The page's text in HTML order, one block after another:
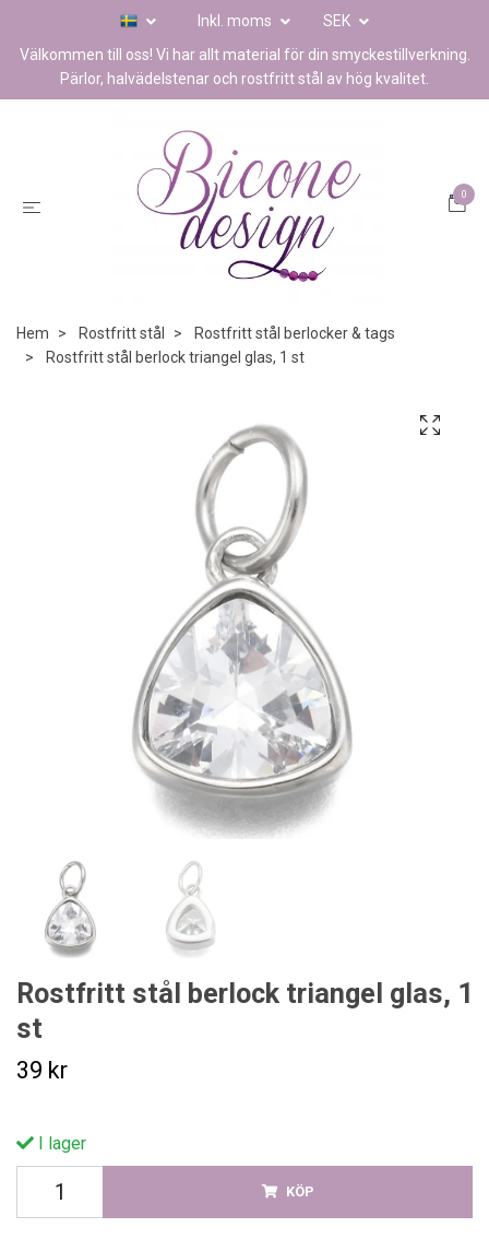
Inkl. moms
SEK
Välkommen till oss! Vi har allt material för din smyckestillverkning.
Pärlor, halvädelstenar och rostfritt stål av hög kvalitet.
0
Hem Rostfritt stål
Rostfritt stål berlocker & tags
Rostfritt stål berlock triangel glas, 1 st
Rostfritt stål berlock triangel glas, 1
st
39 kr
I lager
KÖP